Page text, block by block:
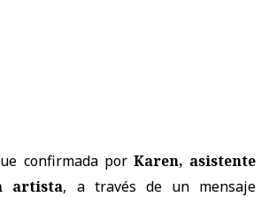
confirmada por Karen, asistente
artista, a través de un mensaje